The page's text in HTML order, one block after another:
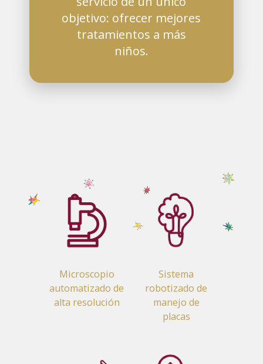
objetivo: ofrecer mejores
tratamientos a más
niños.
Microscopio
automatizado de
alta resolución
Sistema
robotizado de
manejo de
placas